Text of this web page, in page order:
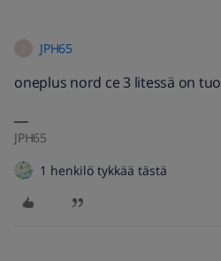
JPH65
oneplus nord ce 3 litessä on
JPH65
1 henkilö tykkää tästä